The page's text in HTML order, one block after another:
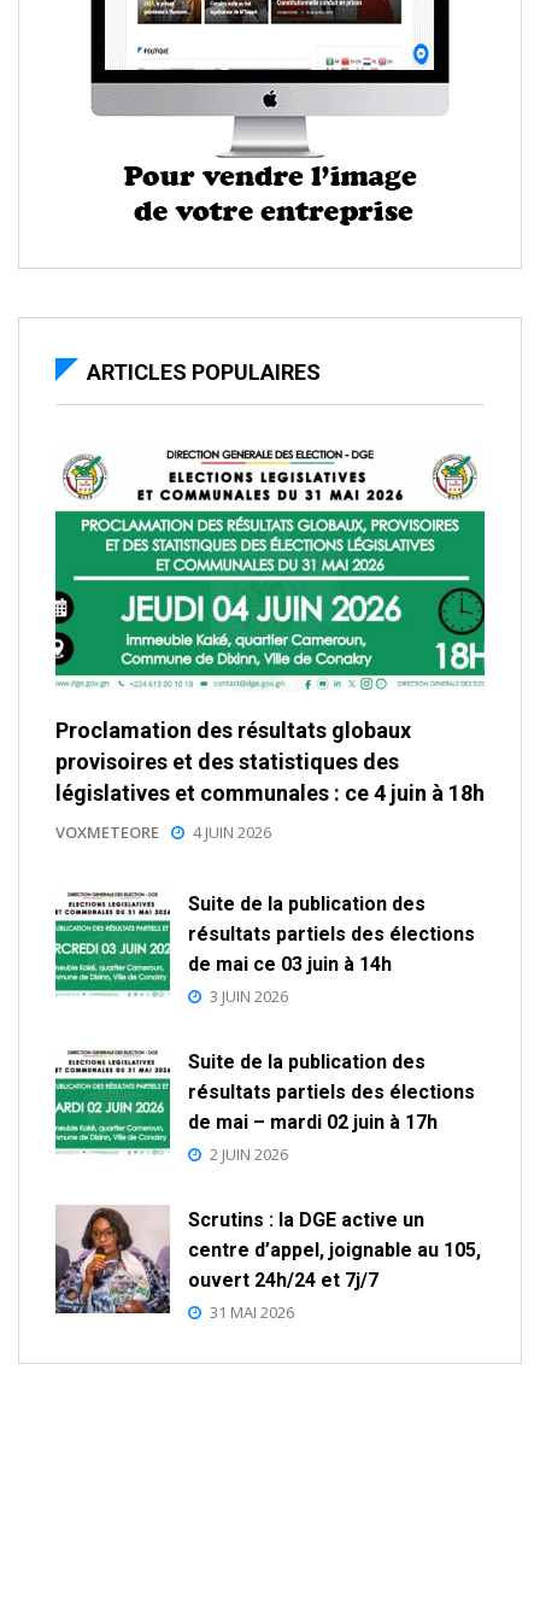
ARTICLES POPULAIRES
Proclamation des résultats globaux
provisoires et des statistiques des
législatives et communales : ce 4 juin à 18h
VOXMETEORE 4 JUIN 2026
Suite de la publication des
résultats partiels des élections
de mai ce 03 juin à 14h
3 JUIN 2026
Suite de la publication des
résultats partiels des élections
de mai – mardi 02 juin à 17h
2 JUIN 2026
Scrutins : la DGE active un
centre d’appel, joignable au 105,
ouvert 24h/24 et 7j/7
31 MAI 2026